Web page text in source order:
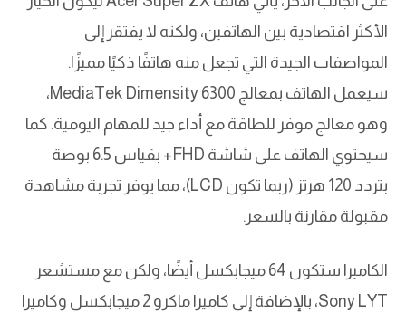
الأكثر اقتصادية بين الهاتفين، ولكنه لا يفتقر إلى
المواصفات الجيدة التي تجعل منه هاتفًا ذكيًا مميزًا.
سيعمل الهاتف بمعالج MediaTek Dimensity 6300،
وهو معالج موفر للطاقة مع أداء جيد للمهام اليومية. كما
سيحتوي الهاتف على شاشة FHD+ بقياس 6.5 بوصة
بتردد 120 هرتز (ربما تكون LCD)، مما يوفر تجربة مشاهدة
مقبولة مقارنة بالسعر.
الكاميرا ستكون 64 ميجابكسل أيضًا، ولكن مع مستشعر
Sony LYT، بالإضافة إلى كاميرا ماكرو 2 ميجابكسل وكاميرا